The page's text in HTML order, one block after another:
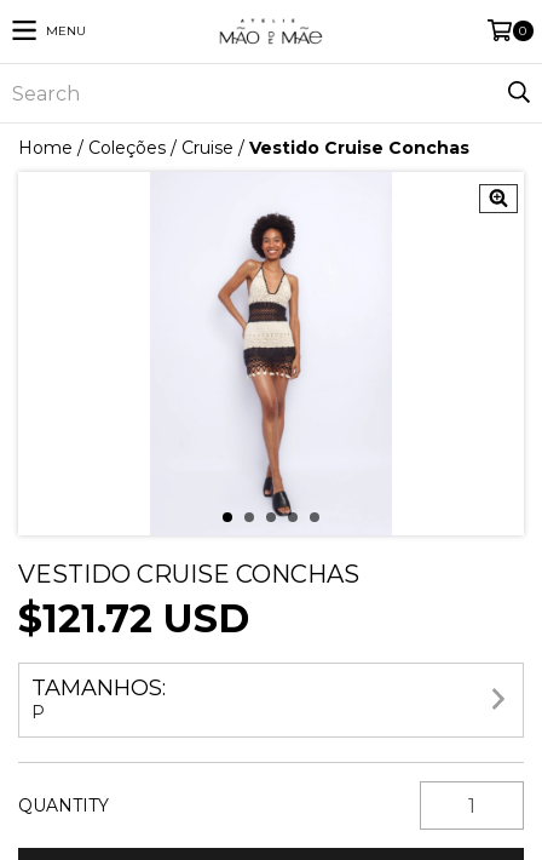
MENU 0
Home / Coleções / Cruise / Vestido Cruise Conchas
VESTIDO CRUISE CONCHAS
$121.72 USD
TAMANHOS:
P
QUANTITY